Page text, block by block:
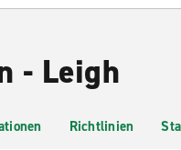
- Leigh
Richtlinien